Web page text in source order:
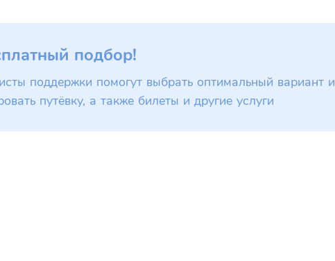
подбор!
поддержки помогут выбрать оптимальный вариант и
путёвку, а также билеты и другие услуги